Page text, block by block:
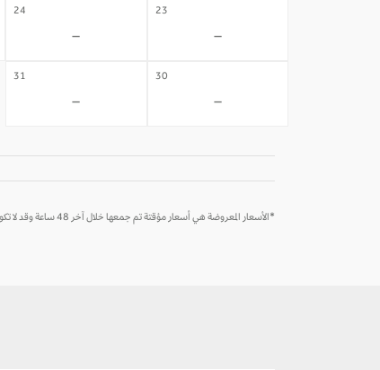
23
-
24
-
30
-
31
-
*الأسعار المعروضة هي أسعار مؤقتة تم جمعها خلال آخر 48 ساعة وقد لا تكون متاحة وقت الحجز